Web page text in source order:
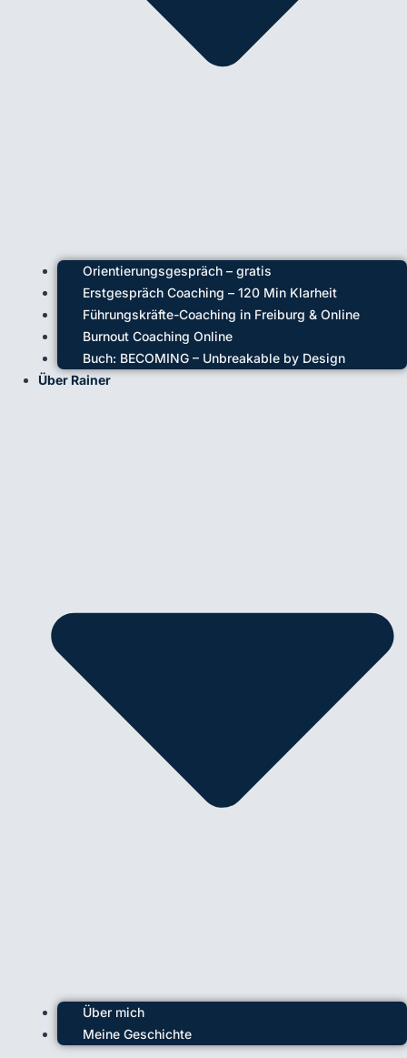
Orientierungsgespräch – gratis
Erstgespräch Coaching – 120 Min Klarheit
Führungskräfte-Coaching in Freiburg & Online
Burnout Coaching Online
Buch: BECOMING – Unbreakable by Design
Über Rainer
Über mich
Meine Geschichte